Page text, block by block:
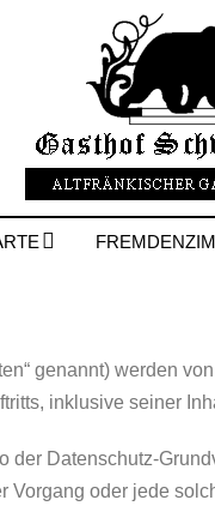
genannt) werden
inklusive seiner
Datenschutz-
Vorgang oder jede